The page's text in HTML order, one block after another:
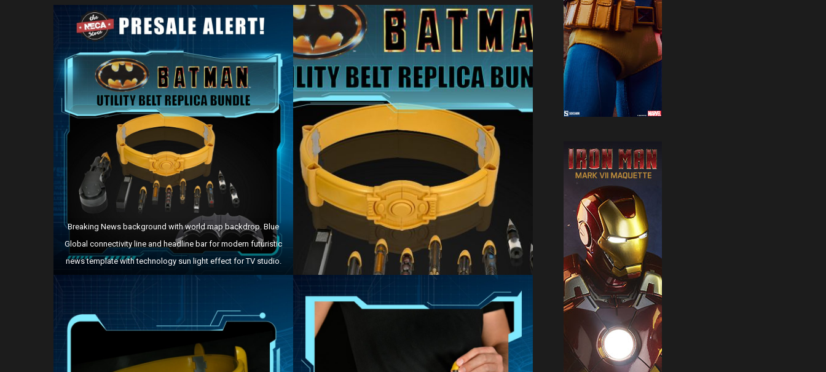
Breaking News background with world map backdrop. Blue
Global connectivity line and headline bar for modern futuristic
news template with technology sun light effect for TV studio.